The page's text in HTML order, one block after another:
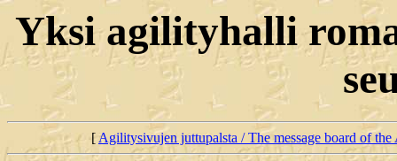
Yksi agilityhalli
[Agilitysivujen juttupalsta / The message board of